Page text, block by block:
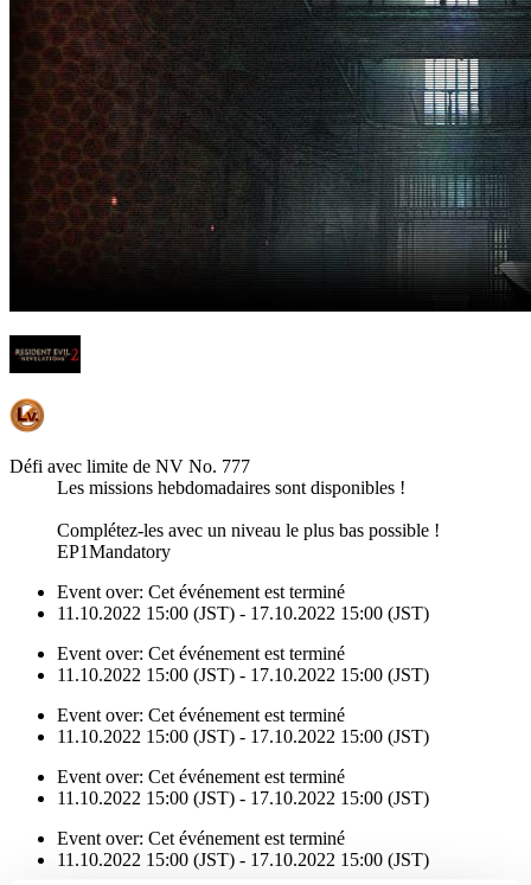
Défi avec limite de NV No. 777
Les missions hebdomadaires sont disponibles !
Complétez-les avec un niveau le plus bas possible !
EP1Mandatory
Event over: Cet événement est terminé
11.10.2022 15:00 (JST) - 17.10.2022 15:00 (JST)
Event over: Cet événement est terminé
11.10.2022 15:00 (JST) - 17.10.2022 15:00 (JST)
Event over: Cet événement est terminé
11.10.2022 15:00 (JST) - 17.10.2022 15:00 (JST)
Event over: Cet événement est terminé
11.10.2022 15:00 (JST) - 17.10.2022 15:00 (JST)
Event over: Cet événement est terminé
11.10.2022 15:00 (JST) - 17.10.2022 15:00 (JST)